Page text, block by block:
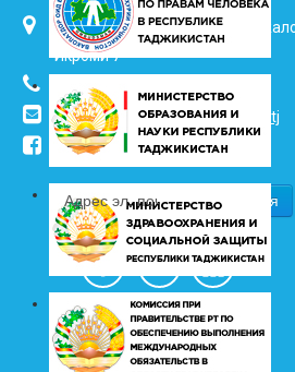
734025, г. Душанбе, улица
Икроми 7
(+992 37) 2217352
info@vhk.tj
info@ombudsman.tj
/kudakon